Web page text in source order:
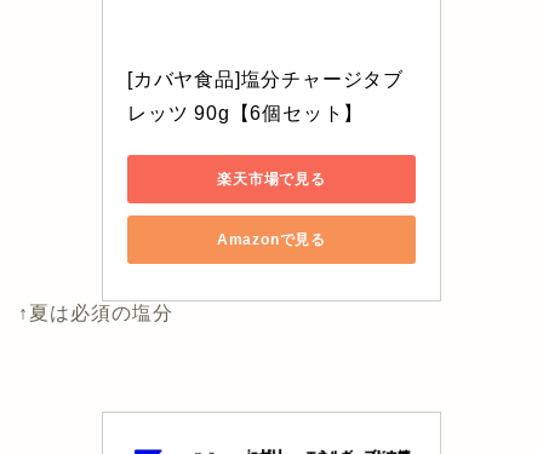
[カバヤ食品]塩分チャージタブ
レッツ 90g【6個セット】
楽天市場で見る
Amazonで見る
↑夏は必須の塩分